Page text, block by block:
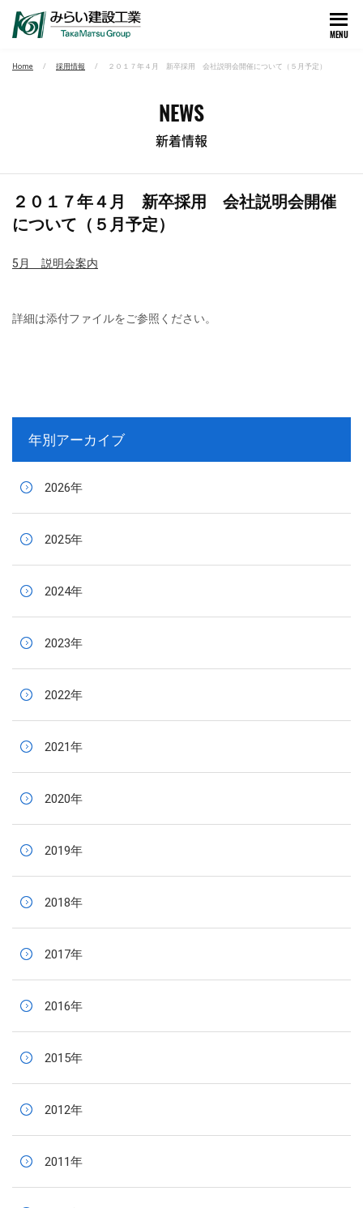
MENU
Home 採用情報 ２０１７年４月 新卒採用 会社説明会開催について（５月予定）
NEWS
新着情報
２０１７年４月 新卒採用 会社説明会開催
について（５月予定）
5月 説明会案内
詳細は添付ファイルをご参照ください。
年別アーカイブ
2026年
2025年
2024年
2023年
2022年
2021年
2020年
2019年
2018年
2017年
2016年
2015年
2012年
2011年